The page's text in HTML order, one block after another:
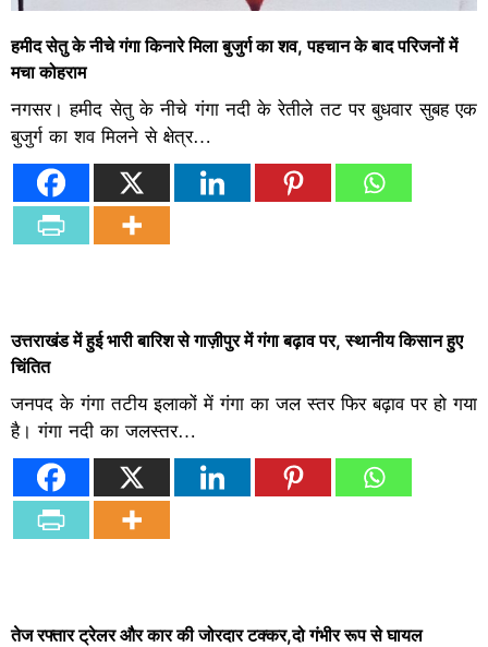
हमीद सेतु के नीचे गंगा किनारे मिला बुजुर्ग का शव, पहचान के बाद परिजनों में
मचा कोहराम
नगसर। हमीद सेतु के नीचे गंगा नदी के रेतीले तट पर बुधवार सुबह एक
बुजुर्ग का शव मिलने से क्षेत्र…
उत्तराखंड में हुई भारी बारिश से गाज़ीपुर में गंगा बढ़ाव पर, स्थानीय किसान हुए
चिंतित
जनपद के गंगा तटीय इलाकों में गंगा का जल स्तर फिर बढ़ाव पर हो गया
है। गंगा नदी का जलस्तर…
तेज रफ्तार ट्रेलर और कार की जोरदार टक्कर,दो गंभीर रूप से घायल